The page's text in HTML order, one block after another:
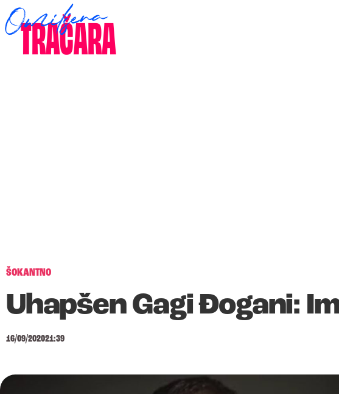
ŠOKANTNO
Uhapšen Gagi Đogani:
16/09/202021:39